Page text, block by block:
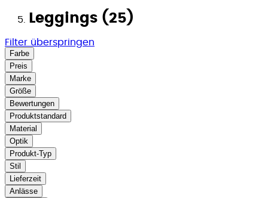
Leggings (25)
Filter überspringen
Farbe
Preis
Marke
Größe
Bewertungen
Produktstandard
Material
Optik
Produkt-Typ
Stil
Lieferzeit
Anlässe